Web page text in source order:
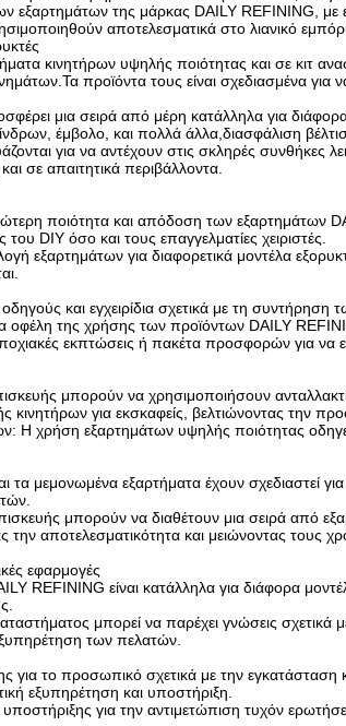
εξαρτημάτων της μάρκας DAILY REFINING, με
αποτελεσματικά στο λιανικό
κινητήρων υψηλής ποιότητας και σε κιτ
προϊόντα τους είναι σχεδιασμένα για
μια σειρά από μέρη κατάλληλα για
έμβολο, και πολλά άλλα,διασφάλιση
για να αντέχουν στις σκληρές συνθήκες
σε απαιτητικά περιβάλλοντα.
ποιότητα και απόδοση των
DIY όσο και τους επαγγελματίες χειριστές.
εξαρτημάτων για διαφορετικά μοντέλα
και εγχειρίδια σχετικά με τη
οφέλη της χρήσης των προϊόντων DAILY
εκπτώσεις ή πακέτα προσφορών για να
μπορούν να χρησιμοποιήσουν
κινητήρων για εκσκαφείς, βελτιώνοντας την
Η χρήση εξαρτημάτων υψηλής ποιότητας
μεμονωμένα εξαρτήματα έχουν σχεδιαστεί
μπορούν να διαθέτουν μια σειρά από
την αποτελεσματικότητα και μειώνοντας τους
εφαρμογές
REFINING είναι κατάλληλα για διάφορα
μπορεί να παρέχει γνώσεις σχετικά
των πελατών.
για το προσωπικό σχετικά με την
εξυπηρέτηση και υποστήριξη.
για την αντιμετώπιση τυχόν